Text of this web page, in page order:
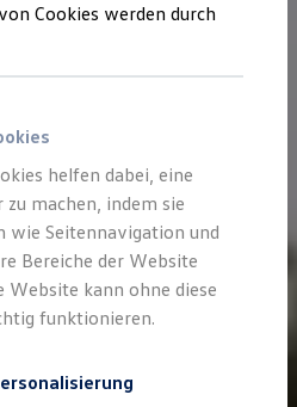
Cookies werden durch
helfen dabei, eine
machen, indem sie
wie Seitennavigation und
Bereiche der Website
Website kann ohne diese
funktionieren.